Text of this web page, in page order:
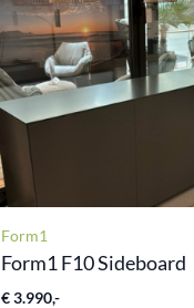
Form1
Form1 F10 Sideboard
€ 3.990,-